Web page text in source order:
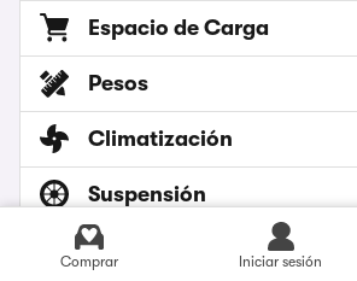
Comprar Iniciar sesión
Ver últimos precios
Espacio de Carga
Pesos
Climatización
Suspensión
Portaobjetos